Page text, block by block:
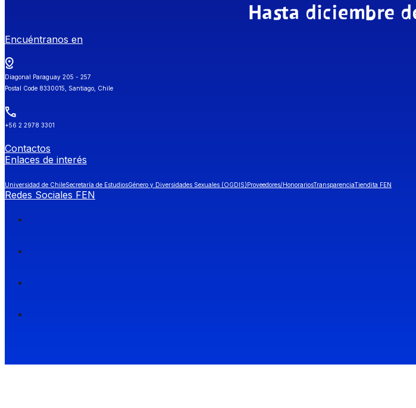
Encuéntranos en
Diagonal Paraguay 205 - 257
Postal Code 8330015, Santiago, Chile
+56 2 2978 3301
Contactos
Enlaces de interés
Universidad de ChileSecretaría de EstudiosGénero y Diversidades Sexuales (OGDIS)Proveedores/HonorariosTransparenciaTiendita FEN
Redes Sociales FEN